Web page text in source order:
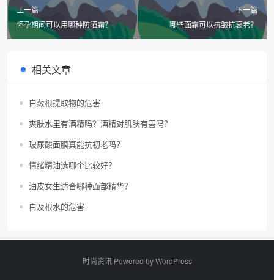
上一篇
怀孕期间可以用哪种防晒霜？
下一篇
哪些面霜可以抗皱抗衰老？
相关文章
白蔹根提取物的危害
爽肤水里有酒精吗？酒精对肌肤有害吗？
玻尿酸面膜真能抗初老吗？
情绪精油选哪个比较好？
油皮女生适合哪种面部精华？
白及根水的危害
时尚资讯 Powered byWordPress